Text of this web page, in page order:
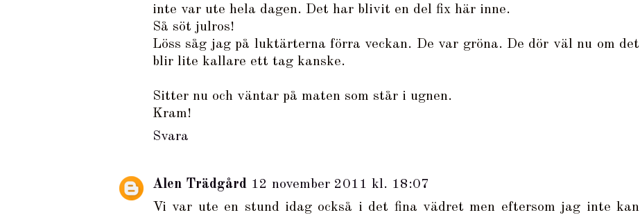
inte var ute hela dagen. Det har blivit en del fix här inne.
Så söt julros!
Löss såg jag på luktärterna förra veckan. De var gröna. De dör väl nu om det
blir lite kallare ett tag kanske.
Sitter nu och väntar på maten som står i ugnen.
Kram!
Svara
Alen Trädgård 12 november 2011 kl. 18:07
Vi var ute en stund idag också i det fina vädret men eftersom jag inte kan